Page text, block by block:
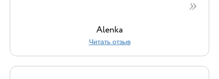
Alenka
Читать отзыв